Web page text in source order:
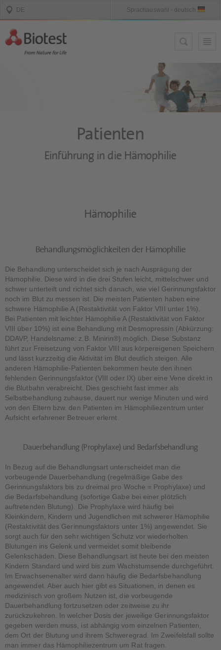
Patienten
Einführung in die Hämophilie
Hämophilie
Behandlungsmöglichkeiten der Hämophilie
Die Behandlung unterscheidet sich je nach Ausprägung der
Hämophilie. Diese wird in die drei Stufen leicht, mittelschwer und
schwer unterteilt und richtet sich danach, wie viel Gerinnungsfaktor
noch im Blut zu messen ist. Die meisten Patienten haben eine
schwere Hämophilie A (Restaktivität von Faktor VIII unter 1%).
Bei Patienten mit leichter Hämophilie A (Restaktivität von Faktor
VIII über 10%) ist eine Behandlung mit Desmopressin (Abkürzung:
DDAVP, Handelsname: z.B. Minirin®) möglich. Diese Substanz
führt zur Freisetzung von Faktor VIII aus körpereigenen Speichern
und lässt kurzzeitig die Aktivität im Blut deutlich steigen. Alle
anderen Hämophilie-Patienten bekommen heute den ihnen
fehlenden Gerinnungsfaktor (VIII oder IX) über eine Vene direkt in
die Blutbahn verabreicht. Dies geschieht fast immer als
Selbstbehandlung zuhause, dauert nur wenige Minuten und wird
von den Eltern bzw. den Patienten im Hämophiliezentrum unter
Aufsicht erfahrener Betreuer erlernt.
Dauerbehandlung (Prophylaxe) und Bedarfsbehandlung
In Bezug auf die Behandlungsart unterscheidet man die
vorbeugende Dauerbehandlung (regelmäßige Gabe des
Gerinnungsfaktors bis zu dreimal pro Woche = Prophylaxe) und
die Bedarfsbehandlung (sofortige Gabe bei einer plötzlich
auftretenden Blutung). Die Prophylaxe wird häufig bei
Kleinkindern, Kindern und Jugendlichen mit schwerer Hämophilie
(Restaktivität des Gerinnungsfaktors unter 1%) angewendet. Sie
sorgt auch für den sehr wichtigen Schutz vor wiederholten
Blutungen ins Gelenk und vermeidet somit bleibende
Gelenkschäden. Diese Behandlungsart ist heute bei den meisten
Kindern Standard und wird bis zum Wachstumsende durchgeführt.
Im Erwachsenenalter wird dann häufig die Bedarfsbehandlung
angewendet. Aber auch hier gibt es Situationen, in denen es
medizinisch von großem Nutzen ist, die vorbeugende
Dauerbehandlung fortzusetzen oder zeitweise zu ihr
zurückzukehren. In welcher Dosis der jeweilige Gerinnungsfaktor
gegeben werden muss, ist abhängig vom einzelnen Patienten,
dem Ort der Blutung und ihrem Schweregrad. Im Zweifelsfall sollte
man immer das Hämophiliezentrum um Rat fragen.